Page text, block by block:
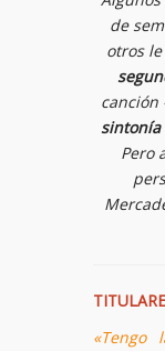
de
otros
canción
sintonía
Pero
«Tengo